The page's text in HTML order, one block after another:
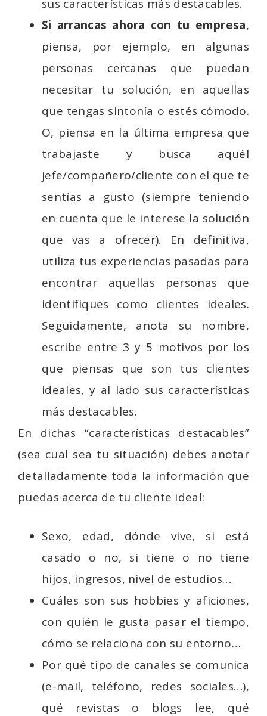
sus características más destacables.
Si arrancas ahora con tu empresa,
piensa, por ejemplo, en algunas
personas cercanas que puedan
necesitar tu solución, en aquellas
que tengas sintonía o estés cómodo.
O, piensa en la última empresa que
trabajaste y busca aquél
jefe/compañero/cliente con el que te
sentías a gusto (siempre teniendo
en cuenta que le interese la solución
que vas a ofrecer). En definitiva,
utiliza tus experiencias pasadas para
encontrar aquellas personas que
identifiques como clientes ideales.
Seguidamente, anota su nombre,
escribe entre 3 y 5 motivos por los
que piensas que son tus clientes
ideales, y al lado sus características
más destacables.
En dichas “características destacables”
(sea cual sea tu situación) debes anotar
detalladamente toda la información que
puedas acerca de tu cliente ideal:
Sexo, edad, dónde vive, si está
casado o no, si tiene o no tiene
hijos, ingresos, nivel de estudios…
Cuáles son sus hobbies y aficiones,
con quién le gusta pasar el tiempo,
cómo se relaciona con su entorno…
Por qué tipo de canales se comunica
(e-mail, teléfono, redes sociales…),
qué revistas o blogs lee, qué